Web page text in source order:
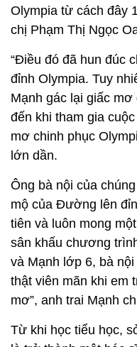
Olympia từ cách đây
chị Phạm Thị Ngọc
“Điều đó đã hun đúc
đỉnh Olympia. Tuy
Mạnh gác lại giấc
đến khi tham gia
mơ chinh phục
lớn dần.
Ông bà nội của
mộ của Đường lên
tiên và luôn mong
sân khấu chương
và Mạnh lớp 6, bà
thật viên mãn khi em
mơ”, anh trai Mạnh
Từ khi học tiểu học,